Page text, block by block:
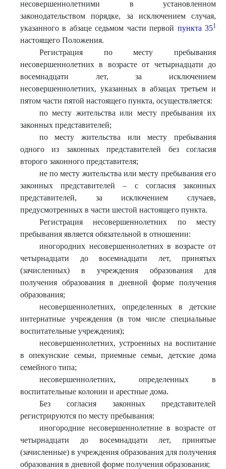
несовершеннолетними в установленном
законодательством порядке, за исключением случая,
указанного в абзаце седьмом части первой пункта 351
настоящего Положения.
Регистрация по месту пребывания
несовершеннолетних в возрасте от четырнадцати до
восемнадцати лет, за исключением
несовершеннолетних, указанных в абзацах третьем и
пятом части пятой настоящего пункта, осуществляется:
по месту жительства или месту пребывания их
законных представителей;
по месту жительства или месту пребывания
одного из законных представителей без согласия
второго законного представителя;
не по месту жительства или месту пребывания его
законных представителей – с согласия законных
представителей, за исключением случаев,
предусмотренных в части шестой настоящего пункта.
Регистрация несовершеннолетних по месту
пребывания является обязательной в отношении:
иногородних несовершеннолетних в возрасте от
четырнадцати до восемнадцати лет, принятых
(зачисленных) в учреждения образования для
получения образования в дневной форме получения
образования;
несовершеннолетних, определенных в детские
интернатные учреждения (в том числе специальные
воспитательные учреждения);
несовершеннолетних, устроенных на воспитание
в опекунские семьи, приемные семьи, детские дома
семейного типа;
несовершеннолетних, определенных в
воспитательные колонии и арестные дома.
Без согласия законных представителей
регистрируются по месту пребывания:
иногородние несовершеннолетние в возрасте от
четырнадцати до восемнадцати лет, принятые
(зачисленные) в учреждения образования для получения
образования в дневной форме получения образования;